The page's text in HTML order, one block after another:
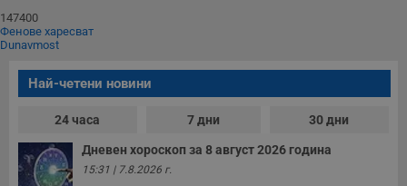
147400
Фенове харесват
Dunavmost
Най-четени новини
24 часа 7 дни 30 дни
Дневен хороскоп за 8 август 2026 година
15:31 | 7.8.2026 г.